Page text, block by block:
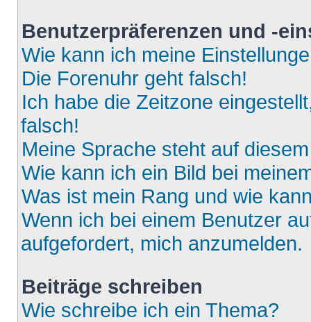
Benutzerpräferenzen und -
Wie kann ich meine
Die Forenuhr geht falsch!
Ich habe die Zeitzone
falsch!
Meine Sprache steht auf
Wie kann ich ein Bild bei
Was ist mein Rang und wie
Wenn ich bei einem Benutzer
aufgefordert, mich anzumelden.
Beiträge schreiben
Wie schreibe ich ein Thema?